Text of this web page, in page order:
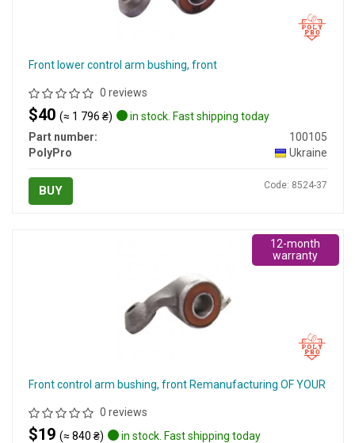
Front lower control arm bushing, front
0 reviews
$40 (≈ 1 796 ₴)
in stock. Fast shipping today
Part number:
100105
PolyPro
Ukraine
BUY Code: 8524-37
Front control arm bushing, front Remanufacturing OF YOUR
0 reviews
$19 (≈ 840 ₴) in stock. Fast shipping today
12-month
warranty